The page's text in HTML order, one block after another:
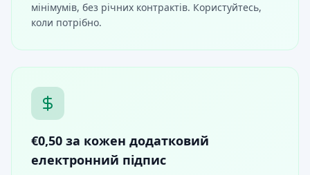
мінімумів, без річних контрактів. Користуйтесь,
коли потрібно.
€0,50 за кожен додатковий
електронний підпис